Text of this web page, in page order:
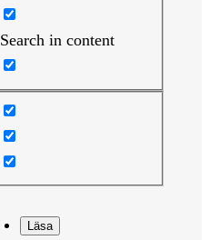
Search in content
Läsa